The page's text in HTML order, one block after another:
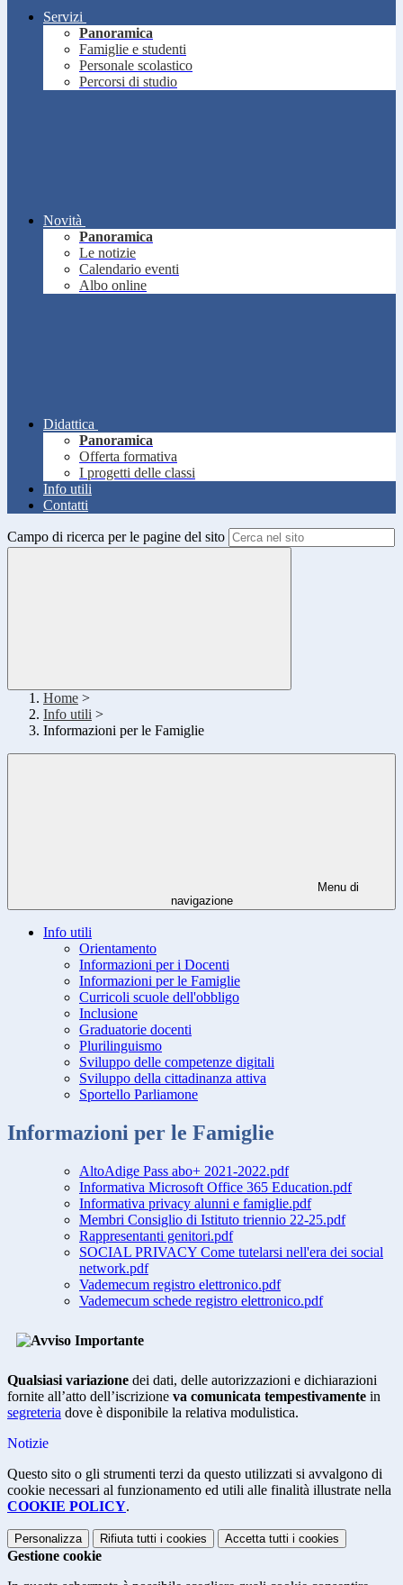
Servizi
Panoramica
Famiglie e studenti
Personale scolastico
Percorsi di studio
Novità
Panoramica
Le notizie
Calendario eventi
Albo online
Didattica
Panoramica
Offerta formativa
I progetti delle classi
Info utili
Contatti
Campo di ricerca per le pagine del sito
Home >
Info utili >
Informazioni per le Famiglie
Menu di
navigazione
Info utili
Orientamento
Informazioni per i Docenti
Informazioni per le Famiglie
Curricoli scuole dell'obbligo
Inclusione
Graduatorie docenti
Plurilinguismo
Sviluppo delle competenze digitali
Sviluppo della cittadinanza attiva
Sportello Parliamone
Informazioni per le Famiglie
AltoAdige Pass abo+ 2021-2022.pdf
Informativa Microsoft Office 365 Education.pdf
Informativa privacy alunni e famiglie.pdf
Membri Consiglio di Istituto triennio 22-25.pdf
Rappresentanti genitori.pdf
SOCIAL PRIVACY Come tutelarsi nell'era dei social
network.pdf
Vademecum registro elettronico.pdf
Vademecum schede registro elettronico.pdf
Qualsiasi variazione dei dati, delle autorizzazioni e dichiarazioni
fornite all’atto dell’iscrizione va comunicata tempestivamente in
segreteria dove è disponibile la relativa modulistica.
Notizie
Questo sito o gli strumenti terzi da questo utilizzati si avvalgono di
cookie necessari al funzionamento ed utili alle finalità illustrate nella
COOKIE POLICY.
Personalizza Rifiuta tutti i cookies Accetta tutti i cookies
Gestione cookie